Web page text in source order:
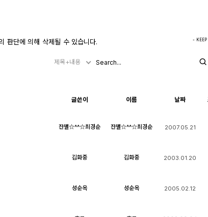
판단에 의해 삭제될 수 있습니다.
- KEEP
제목+내용
글쓴이 이름 날짜
잔별☆^^☆최경순 잔별☆^^☆최경순 2007.05.21
김화중 김화중 2003.01.20
성순옥 성순옥 2005.02.12